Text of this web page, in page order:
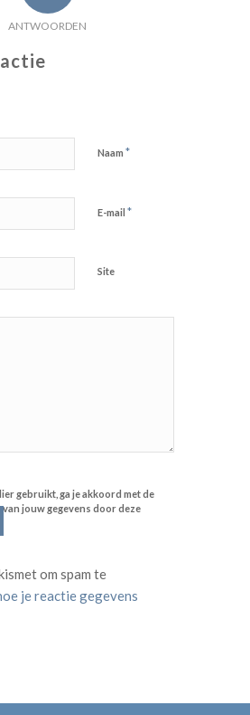
ANTWOORDEN
Naam *
E-mail *
Site
gebruikt, ga je akkoord met de
jouw gegevens door deze
om spam te
je reactie gegevens